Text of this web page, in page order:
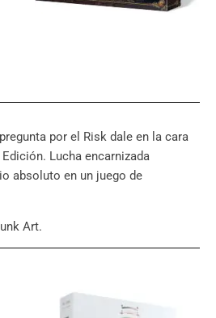
por el Risk dale en la cara
Lucha encarnizada
absoluto en un juego de
Art.